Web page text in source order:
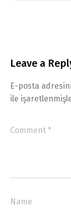
Leave a
E-posta
ile